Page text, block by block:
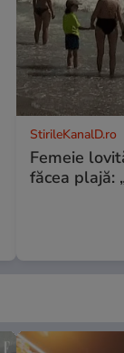
StirileKanalD.ro
Femeie
făcea plajă: